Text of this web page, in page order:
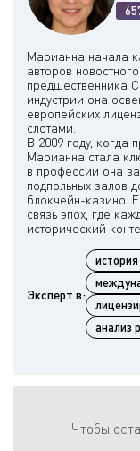
Марианна начала
авторов
предшественника
индустрии она
европейских
слотами.
В 2009 году, когда
Марианна стала
в профессии она
подпольных залов
блокчейн-казино.
связь эпох, где
Эксперт в:
анализ
Чтобы